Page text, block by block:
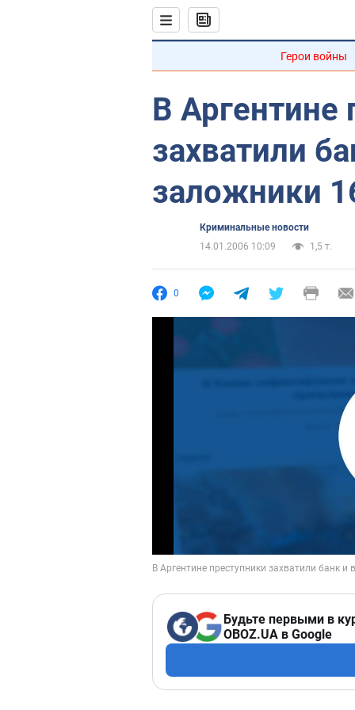
Герои войны
В Аргентине
захватили
заложники
Криминальные новости
14.01.2006 10:09
1,5 т.
0
Будьте первыми в
OBOZ.UA в Google